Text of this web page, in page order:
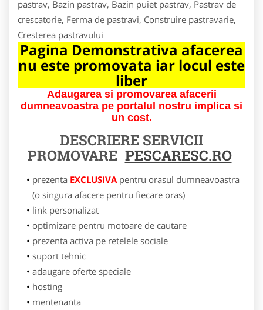
pastrav, Bazin pastrav, Bazin puiet pastrav, Pastrav de
crescatorie, Ferma de pastravi, Construire pastravarie,
Cresterea pastravului
Pagina Demonstrativa afacerea
nu este promovata iar locul este
liber
Adaugarea si promovarea afacerii
dumneavoastra pe portalul nostru implica si
un cost.
DESCRIERE SERVICII
PROMOVARE PESCARESC.RO
prezenta EXCLUSIVApentru orasul dumneavoastra
(o singura afacere pentru fiecare oras)
link personalizat
optimizare pentru motoare de cautare
prezenta activa pe retelele sociale
suport tehnic
adaugare oferte speciale
hosting
mentenanta